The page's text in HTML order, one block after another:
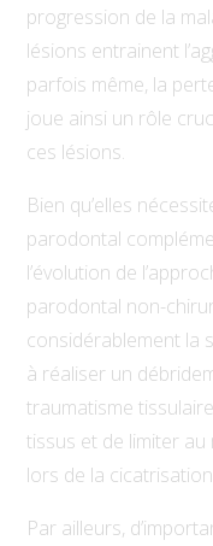
progression de la
lésions entrainent
parfois même, la
joue ainsi un rôle
ces lésions.
Bien qu’elles
parodontal
l’évolution de
parodontal non-
considérablement la
à réaliser un
traumatisme
tissus et de limiter
lors de la
Par ailleurs,